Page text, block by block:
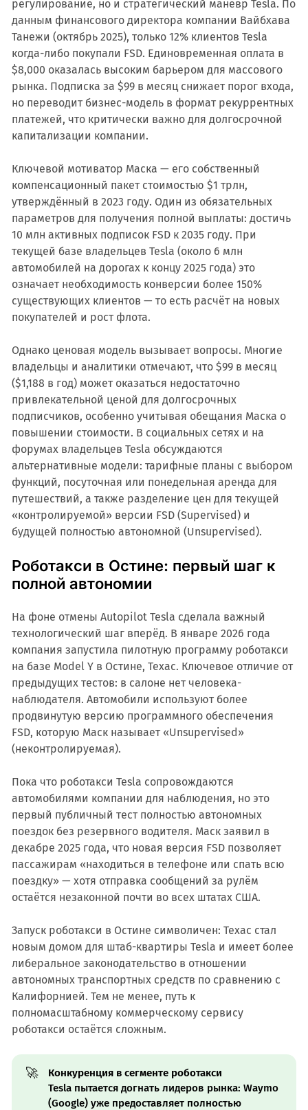
регулирование, но и стратегический манёвр Tesla. По
данным финансового директора компании Вайбхава
Танежи (октябрь 2025), только 12% клиентов Tesla
когда-либо покупали FSD. Единовременная оплата в
$8,000 оказалась высоким барьером для массового
рынка. Подписка за $99 в месяц снижает порог входа,
но переводит бизнес-модель в формат рекуррентных
платежей, что критически важно для долгосрочной
капитализации компании.
Ключевой мотиватор Маска — его собственный
компенсационный пакет стоимостью $1 трлн,
утверждённый в 2023 году. Один из обязательных
параметров для получения полной выплаты: достичь
10 млн активных подписок FSD к 2035 году. При
текущей базе владельцев Tesla (около 6 млн
автомобилей на дорогах к концу 2025 года) это
означает необходимость конверсии более 150%
существующих клиентов — то есть расчёт на новых
покупателей и рост флота.
Однако ценовая модель вызывает вопросы. Многие
владельцы и аналитики отмечают, что $99 в месяц
($1,188 в год) может оказаться недостаточно
привлекательной ценой для долгосрочных
подписчиков, особенно учитывая обещания Маска о
повышении стоимости. В социальных сетях и на
форумах владельцев Tesla обсуждаются
альтернативные модели: тарифные планы с выбором
функций, посуточная или понедельная аренда для
путешествий, а также разделение цен для текущей
«контролируемой» версии FSD (Supervised) и
будущей полностью автономной (Unsupervised).
Роботакси в Остине: первый шаг к
полной автономии
На фоне отмены Autopilot Tesla сделала важный
технологический шаг вперёд. В январе 2026 года
компания запустила пилотную программу роботакси
на базе Model Y в Остине, Техас. Ключевое отличие от
предыдущих тестов: в салоне нет человека-
наблюдателя. Автомобили используют более
продвинутую версию программного обеспечения
FSD, которую Маск называет «Unsupervised»
(неконтролируемая).
Пока что роботакси Tesla сопровождаются
автомобилями компании для наблюдения, но это
первый публичный тест полностью автономных
поездок без резервного водителя. Маск заявил в
декабре 2025 года, что новая версия FSD позволяет
пассажирам «находиться в телефоне или спать всю
поездку» — хотя отправка сообщений за рулём
остаётся незаконной почти во всех штатах США.
Запуск роботакси в Остине символичен: Техас стал
новым домом для штаб-квартиры Tesla и имеет более
либеральное законодательство в отношении
автономных транспортных средств по сравнению с
Калифорнией. Тем не менее, путь к
полномасштабному коммерческому сервису
роботакси остаётся сложным.
🚀
Конкуренция в сегменте роботакси
Tesla пытается догнать лидеров рынка: Waymo
(Google) уже предоставляет полностью